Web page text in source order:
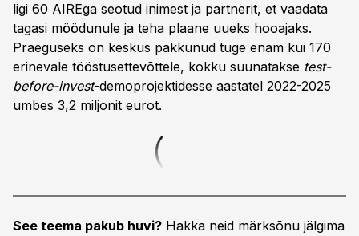
ligi 60 AIREga seotud inimest ja partnerit, et vaadata
tagasi möödunule ja teha plaane uueks hooajaks.
Praeguseks on keskus pakkunud tuge enam kui 170
erinevale tööstusettevõttele, kokku suunatakse test-
before-invest-demoprojektidesse aastatel 2022-2025
umbes 3,2 miljonit eurot.
See teema pakub huvi? Hakka neid märksõnu jälgima